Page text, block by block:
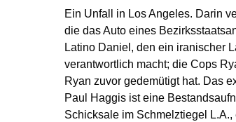
Ein Unfall in Los Angeles. Darin
die das Auto eines
Latino Daniel, den ein iranischer
verantwortlich macht; die Cops
Ryan zuvor gedemütigt hat. Das
Paul Haggis ist eine
Schicksale im Schmelztiegel